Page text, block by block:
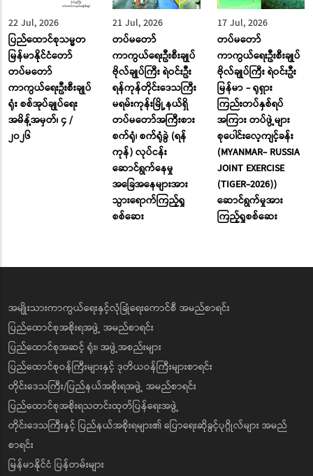
22 Jul, 2026
ပြည်ထောင်စုသမ္မတ
မြန်မာနိုင်ငံတော်
တပ်မတော်
ကာကွယ်ရေးဦးစီးချုပ်
ရုံး စစ်အုပ်ချုပ်ရေး
အမိန့်အမှတ်၊ ၄ /
၂၀၂၆
21 Jul, 2026
တပ်မတော်
ကာကွယ်ရေးဦးစီးချုပ်
ဗိုလ်ချုပ်ကြီး ရဲဝင်းဦး
ရန်ကုန်တိုင်းဒေသကြီး
မရမ်းကုန်းမြို့နယ်ရှိ
တပ်မတော်အကြီးစား
စက်ရုံ၊ စက်ရုံခွဲ (ရန်
ကုန်) လုပ်ငန်း
ဆောင်ရွက်နေမှု
အခြေအနေများအား
သွားရောက်ကြည့်ရှု
စစ်ဆေး
17 Jul, 2026
တပ်မတော်
ကာကွယ်ရေးဦးစီးချုပ်
ဗိုလ်ချုပ်ကြီး ရဲဝင်းဦး
မြန်မာ - ရုရှား
ကြည်းတပ်နှစ်ရပ်
အကြား တပ်ဖွဲ့များ
စုပေါင်းလေ့ကျင့်ခန်း
(MYANMAR- RUSSIA
JOINT EXERCISE
(TIGER-2026))
ဆောင်ရွက်မှုအား
ကြည့်ရှုစစ်ဆေး
အမျိုးသားကာကွယ်ရေးနှင့်လုံခြုံရေးကောင်စီ အမည်စာရင်း
ပြည်ထောင်စုအစိုးရအဖွဲ့ အမည်စာရင်း
ပြည်ထောင်စုအဆင့် ရုံး၊ အဖွဲ့အစည်းများ
ပြည်ထောင်စုဝန်ကြီးများနှင့် ဒုတိယဝန်ကြီးများစာရင်း
တိုင်းဒေသကြီး/ပြည်နယ်အစိုးရအဖွဲ့ အမည်စာရင်း
ပြည်ထောင်စုအစိုးရသတင်းထုတ်ပြန်ရေးအဖွဲ့
တိုင်းဒေသကြီးနှင့် ပြည်နယ်အစိုးရများ၏ ပြောရေးဆိုခွင့်ပုဂ္ဂိုလ်များ အမည်
စာရင်း
မြန်မာနိုင်ငံ ပြန်တမ်းများ